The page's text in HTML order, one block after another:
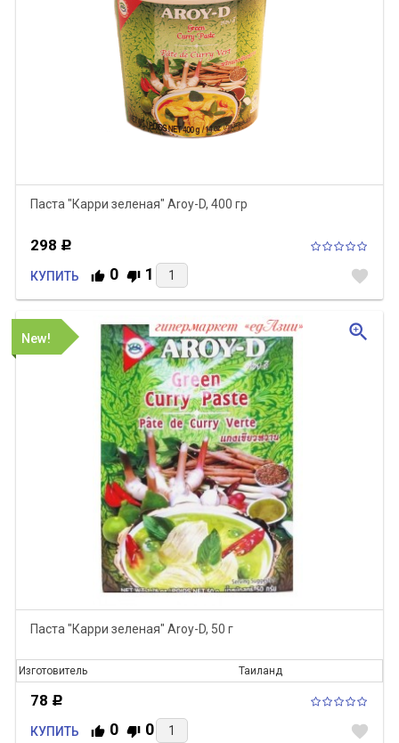
Паста "Карри зеленая" Aroy-D, 400 гр
298 Р
КУПИТЬ 0 1 favorite
New!
Паста "Карри зеленая" Aroy-D, 50 г
Изготовитель Таиланд
78 Р
КУПИТЬ 0 0 favorite
zoom_in